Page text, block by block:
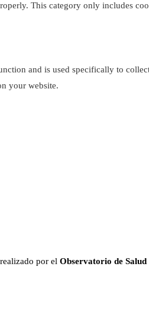
This category only includes
and is used specifically to
your website.
por el Observatorio de Salud